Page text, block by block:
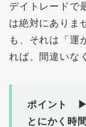
デイトレードで
は絶対にありま
も、それは「運
れば、間違いな
ポイント ▶
とにかく時